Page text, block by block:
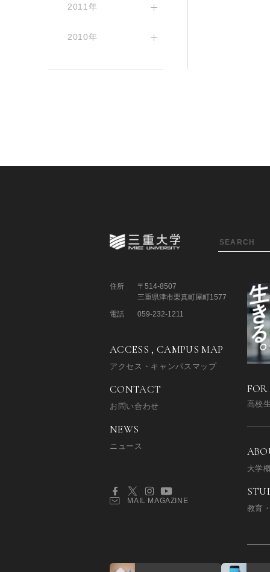
2011年
2010年
FOR
高校
大学
教育
住所
〒514-8507
三重県津市栗真町屋町1577
電話
059-232-1211
ACCESS , CAMPUS MAP
アクセス・キャンパスマップ
CONTACT
お問い合わせ
NEWS
ニュース
MAIL MAGAZINE